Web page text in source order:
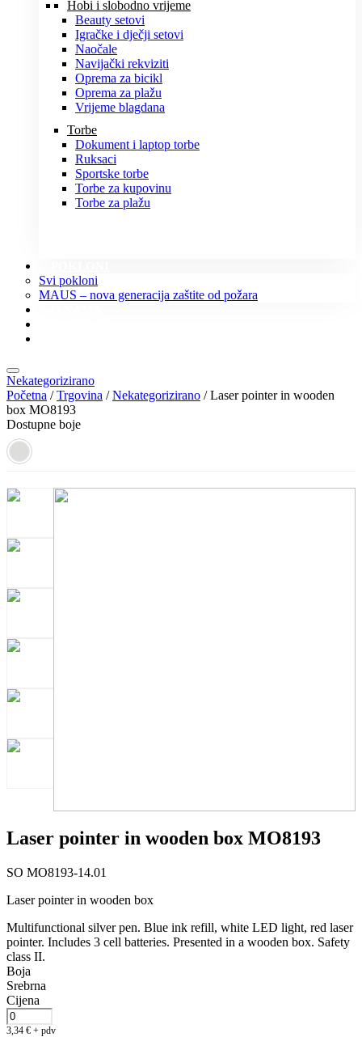
Hobi i slobodno vrijeme
Beauty setovi
Igračke i dječji setovi
Naočale
Navijački rekviziti
Oprema za bicikl
Oprema za plažu
Vrijeme blagdana
Torbe
Dokument i laptop torbe
Ruksaci
Sportske torbe
Torbe za kupovinu
Torbe za plažu
Svi pokloni
MAUS – nova generacija zaštite od požara
Nekategorizirano
Početna /Trgovina /Nekategorizirano / Laser pointer in wooden
box MO8193
Dostupne boje
Laser pointer in wooden box MO8193
SO MO8193-14.01
Laser pointer in wooden box
Multifunctional silver pen. Blue ink refill, white LED light, red laser
pointer. Includes 3 cell batteries. Presented in a wooden box. Safety
class II.
Boja
Srebrna
Cijena
3,34 € + pdv